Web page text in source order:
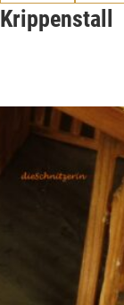
Krippenstall